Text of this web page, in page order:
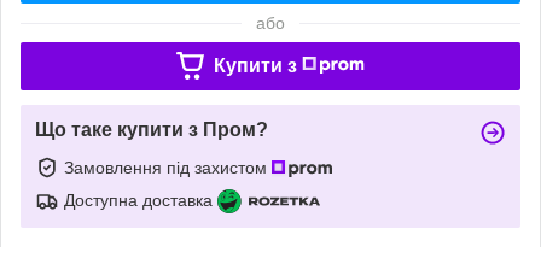
або
Купити з
Що таке купити з Пром?
Замовлення під захистом
Доступна доставка